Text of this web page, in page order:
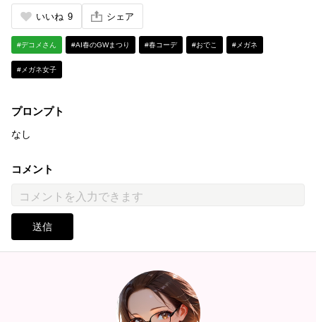
いいね 9 シェア
#デコメさん #AI春のGWまつり #春コーデ #おでこ #メガネ
#メガネ女子
プロンプト
なし
コメント
送信